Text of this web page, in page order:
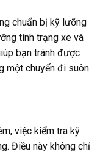
chuẩn bị kỹ lưỡng
tình trạng xe và
bạn tránh được
một chuyến đi suôn
việc kiểm tra kỹ
Điều này không chỉ